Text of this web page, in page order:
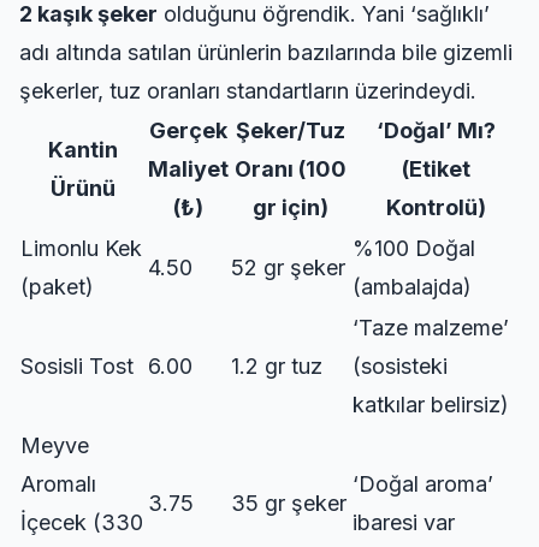
2 kaşık şeker olduğunu öğrendik. Yani ‘sağlıklı’
adı altında satılan ürünlerin bazılarında bile gizemli
şekerler, tuz oranları standartların üzerindeydi.
Kantin
Ürünü
Gerçek
Maliyet
(₺)
Şeker/Tuz
Oranı (100
gr için)
‘Doğal’ Mı?
(Etiket
Kontrolü)
Limonlu Kek
(paket)
4.50 52 gr şeker
%100 Doğal
(ambalajda)
Sosisli Tost 6.00 1.2 gr tuz
‘Taze malzeme’
(sosisteki
katkılar belirsiz)
Meyve
Aromalı
İçecek (330
3.75 35 gr şeker
‘Doğal aroma’
ibaresi var